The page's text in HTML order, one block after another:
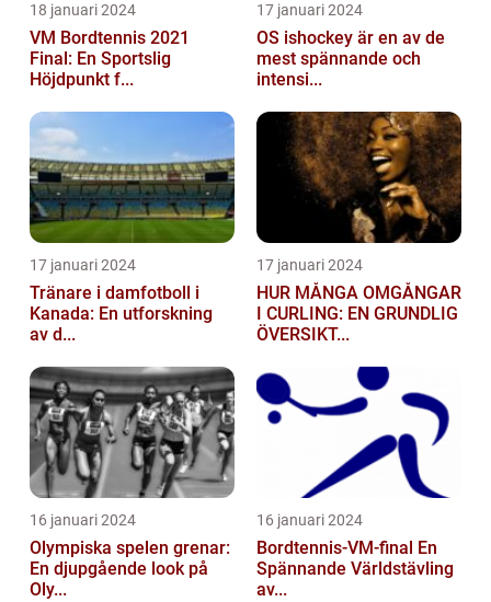
18 januari 2024
VM Bordtennis 2021
Final: En Sportslig
Höjdpunkt f...
17 januari 2024
OS ishockey är en av de
mest spännande och
intensi...
17 januari 2024
Tränare i damfotboll i
Kanada: En utforskning
av d...
17 januari 2024
HUR MÅNGA OMGÅNGAR
I CURLING: EN GRUNDLIG
ÖVERSIKT...
16 januari 2024
Olympiska spelen grenar:
En djupgående look på
Oly...
16 januari 2024
Bordtennis-VM-final En
Spännande Världstävling
av...